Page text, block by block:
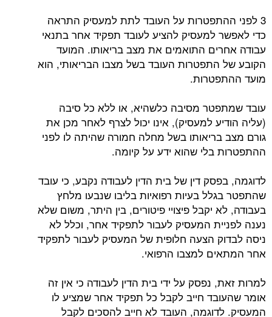
3 לפני ההתפטרות על העובד לתת למעסיק התראה
כדי לאפשר למעסיק להציע לעובד תפקיד אחר בתנאי
עבודה אחרים התואמים את מצב בריאותו. המועד
הקובע של התפטרות העובד בשל מצבו הבריאותי, הוא
מועד ההתפטרות.
עובד שמתפטר מסיבה כלשהיא, או ללא כל סיבה
(עליה הודיע למעסיק), אינו יכול לצרף לאחר מכן את
גורם מצב בריאותו בשל מחלה חמורה שהיתה לו לפני
ההתפטרות בלי שהוא ידע על קיומה.
לדוגמה, בפסק דין של בית הדין לעבודה נקבע, כי עובד
שהתפטר בגלל בעיות רפואיות בליבו שנבעו מלחץ
בעבודה, לא יקבל פיצויי פיטורים, בין היתר, משום שלא
נענה לפניית המעסיק לעבור לתפקיד אחר, וכלל לא
ניסה לבדוק הצעה חלופית של המעסיק לעבור לתפקיד
אחר המתאים למצבו הרפואי.
למרות זאת, נפסק על ידי בית הדין לעבודה כי אין זה
אומר שהעובד חייב לקבל כל תפקיד אחר שמציע לו
המעסיק. לדוגמה, העובד לא חייב להסכים לקבל